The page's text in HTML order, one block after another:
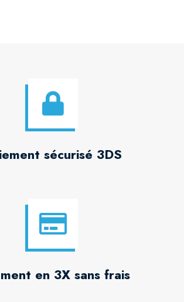
sécurisé 3DS
en 3X sans frais